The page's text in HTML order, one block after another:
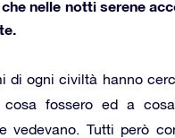
nelle notti serene
di ogni civiltà hanno
cosa fossero ed a
vedevano. Tutti però